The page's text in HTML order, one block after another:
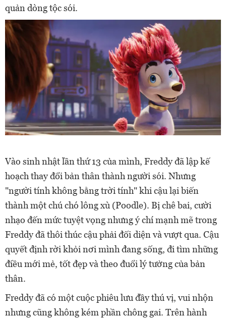
quản dòng tộc sói.
Vào sinh nhật lần thứ 13 của mình, Freddy đã lập kế
hoạch thay đổi bản thân thành người sói. Nhưng
"người tính không bằng trời tính" khi cậu lại biến
thành một chú chó lông xù (Poodle). Bị chê bai, cười
nhạo đến mức tuyệt vọng nhưng ý chí mạnh mẽ trong
Freddy đã thôi thúc cậu phải đối diện và vượt qua. Cậu
quyết định rời khỏi nơi mình đang sống, đi tìm những
điều mới mẻ, tốt đẹp và theo đuổi lý tưởng của bản
thân.
Freddy đã có một cuộc phiêu lưu đầy thú vị, vui nhộn
nhưng cũng không kém phần chông gai. Trên hành